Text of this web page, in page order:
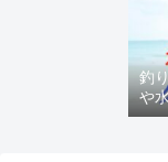
釣
や